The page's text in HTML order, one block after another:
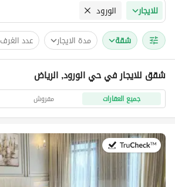
للايجار الورود
شقة مدة الايجار عدد الغرف
شقق للايجار في حي الورود, الرياض
جميع العقارات مفروش
في:27 يوليو 2026